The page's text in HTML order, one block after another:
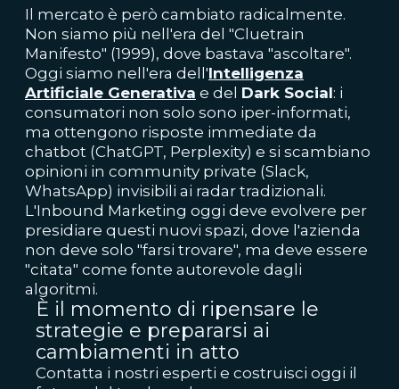
Il mercato è però cambiato radicalmente.
Non siamo più nell'era del "Cluetrain
Manifesto" (1999), dove bastava "ascoltare".
Oggi siamo nell'era dell'Intelligenza
Artificiale Generativa e del Dark Social: i
consumatori non solo sono iper-informati,
ma ottengono risposte immediate da
chatbot (ChatGPT, Perplexity) e si scambiano
opinioni in community private (Slack,
WhatsApp) invisibili ai radar tradizionali.
L'Inbound Marketing oggi deve evolvere per
presidiare questi nuovi spazi, dove l'azienda
non deve solo "farsi trovare", ma deve essere
"citata" come fonte autorevole dagli
algoritmi.
È il momento di ripensare le
strategie e prepararsi ai
cambiamenti in atto
Contatta i nostri esperti e costruisci oggi il